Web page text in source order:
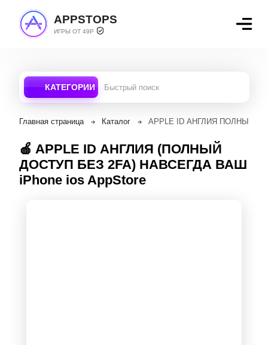
APPSTOPS
ИГРЫ ОТ 49Р
КАТЕГОРИИ
Главная страница Каталог APPLE ID АНГЛИЯ ПОЛНЫЙ
🍎 APPLE ID АНГЛИЯ (ПОЛНЫЙ
ДОСТУП БЕЗ 2FA) НАВСЕГДА ВАШ
iPhone ios AppStore